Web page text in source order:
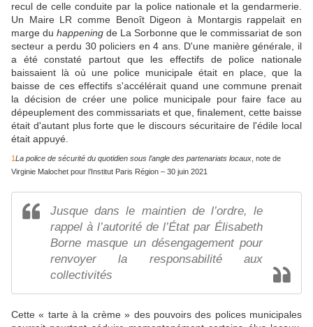
recul de celle conduite par la police nationale et la gendarmerie.
Un Maire LR comme Benoît Digeon à Montargis rappelait en
marge du happening de La Sorbonne que le commissariat de son
secteur a perdu 30 policiers en 4 ans. D'une manière générale, il
a été constaté partout que les effectifs de police nationale
baissaient là où une police municipale était en place, que la
baisse de ces effectifs s'accélérait quand une commune prenait
la décision de créer une police municipale pour faire face au
dépeuplement des commissariats et que, finalement, cette baisse
était d'autant plus forte que le discours sécuritaire de l'édile local
était appuyé.
1 La police de sécurité du quotidien sous l’angle des partenariats locaux , note de
Virginie Malochet pour l’Institut Paris Région – 30 juin 2021
Jusque dans le maintien de l’ordre, le
rappel à l’autorité de l’État par Élisabeth
Borne masque un désengagement pour
renvoyer la responsabilité aux
collectivités
Cette « tarte à la crème » des pouvoirs des polices municipales